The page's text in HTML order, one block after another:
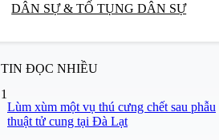
DÂN SỰ & TỐ TỤNG DÂN SỰ
TIN ĐỌC NHIỀU
1
Lùm xùm một vụ thú cưng chết sau phẫu
thuật tử cung tại Đà Lạt